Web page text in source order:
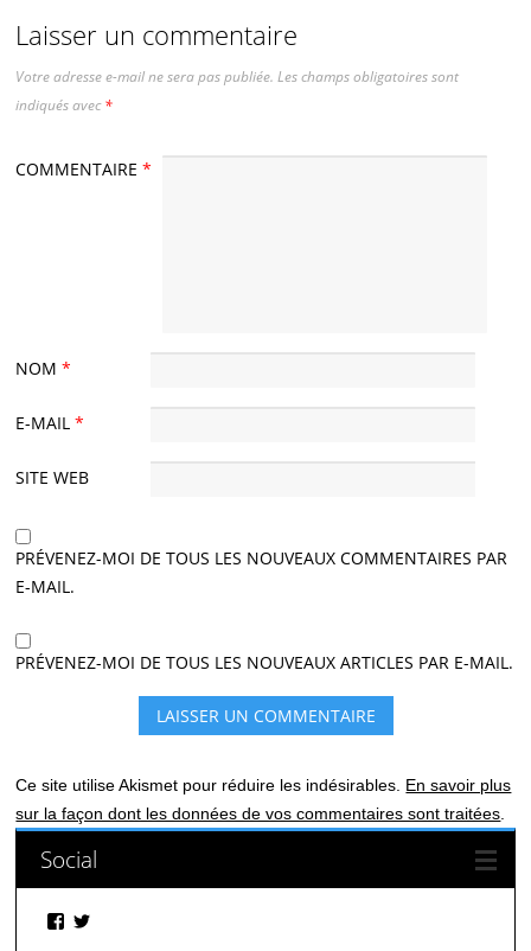
Laisser un commentaire
Votre adresse e-mail ne sera pas publiée. Les champs obligatoires sont
indiqués avec*
COMMENTAIRE*
NOM*
E-MAIL*
SITE WEB
PRÉVENEZ-MOI DE TOUS LES NOUVEAUX COMMENTAIRES PAR
E-MAIL.
PRÉVENEZ-MOI DE TOUS LES NOUVEAUX ARTICLES PAR E-MAIL.
Ce site utilise Akismet pour réduire les indésirables. En savoir plus
sur la façon dont les données de vos commentaires sont traitées.
Social
Facebook